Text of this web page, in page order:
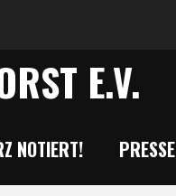
E.V.
NOTIERT! PRESSE